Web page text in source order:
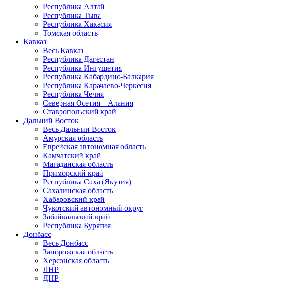
Республика Алтай
Республика Тыва
Республика Хакасия
Томская область
Кавказ
Весь Кавказ
Республика Дагестан
Республика Ингушетия
Республика Кабардино-Балкария
Республика Карачаево-Черкесия
Республика Чечня
Северная Осетия – Алания
Ставропольский край
Дальний Восток
Весь Дальний Восток
Амурская область
Еврейская автономная область
Камчатский край
Магаданская область
Приморский край
Республика Саха (Якутия)
Сахалинская область
Хабаровский край
Чукотский автономный округ
Забайкальский край
Республика Бурятия
Донбасс
Весь Донбасс
Запорожская область
Херсонская область
ЛНР
ДНР